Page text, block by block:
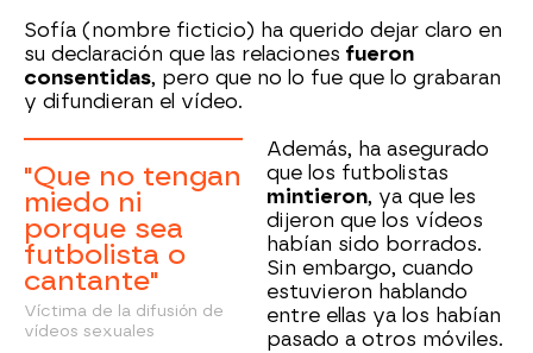
Sofía (nombre ficticio) ha querido dejar claro en
su declaración que las relaciones fueron
consentidas, pero que no lo fue que lo grabaran
y difundieran el vídeo.
"Que no tengan
miedo ni
porque sea
futbolista o
cantante"
Víctima de la difusión de
vídeos sexuales
Además, ha asegurado
que los futbolistas
mintieron, ya que les
dijeron que los vídeos
habían sido borrados.
Sin embargo, cuando
estuvieron hablando
entre ellas ya los habían
pasado a otros móviles.